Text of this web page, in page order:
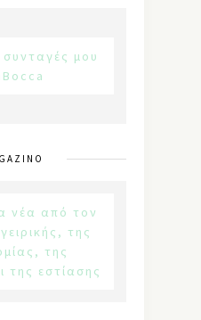
συνταγές μου
νέα από τον
της
της
της εστίασης